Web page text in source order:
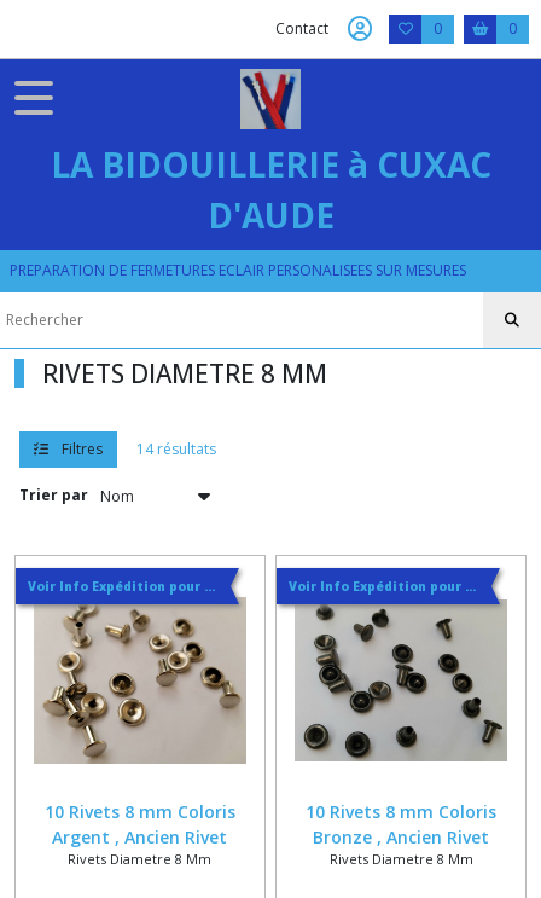
Contact 0 0
LA BIDOUILLERIE à CUXAC
D'AUDE
PREPARATION DE FERMETURES ECLAIR PERSONALISEES SUR MESURES
RIVETS DIAMETRE 8 MM
Filtres 14 résultats
Trier par
Voir Info Expédition pour Régler les Frais de Port au Meilleur Prix , En haut d'ecran à Droite
10 Rivets 8 mm Coloris
Argent , Ancien Rivet
Tubulaire de Cordonnerie
Rivets Diametre 8 Mm
Voir Info Expédition pour Régler les Frais de Port au Meilleur Prix , En haut d'ecran à Droite
10 Rivets 8 mm Coloris
Bronze , Ancien Rivet
Tubulaire de Cordonnerie
Rivets Diametre 8 Mm
FILTRES
RIVET
OEILLET
MATRICES
(2)
MM
4
MM
(2)
RIVETS
DIAMETRE
(4)